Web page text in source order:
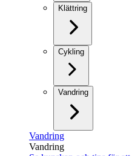
Klättring
Cykling
Vandring
Vandring
Vandring